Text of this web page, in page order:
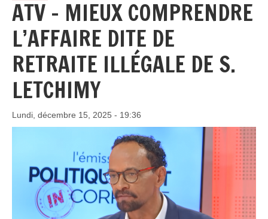
ATV - MIEUX COMPRENDRE
L’AFFAIRE DITE DE
RETRAITE ILLÉGALE DE S.
LETCHIMY
Lundi, décembre 15, 2025 - 19:36